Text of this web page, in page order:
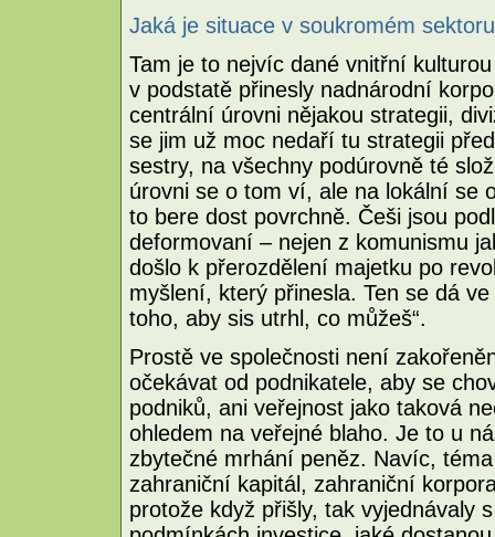
Jaká je situace v soukromém
Tam je to nejvíc dané vnitřní
v podstatě přinesly nadnárodní
centrální úrovni nějakou strategii,
se jim už moc nedaří tu strategii
sestry, na všechny podúrovně té
úrovni se o tom ví, ale na lokální se
to bere dost povrchně. Češi jsou
deformovaní – nejen z komunismu
došlo k přerozdělení majetku po
myšlení, který přinesla. Ten se dá
toho, aby sis utrhl, co můžeš“.
Prostě ve společnosti není
očekávat od podnikatele, aby se
podniků, ani veřejnost jako taková
ohledem na veřejné blaho. Je to u
zbytečné mrhání peněz. Navíc,
zahraniční kapitál, zahraniční
protože když přišly, tak vyjednávaly